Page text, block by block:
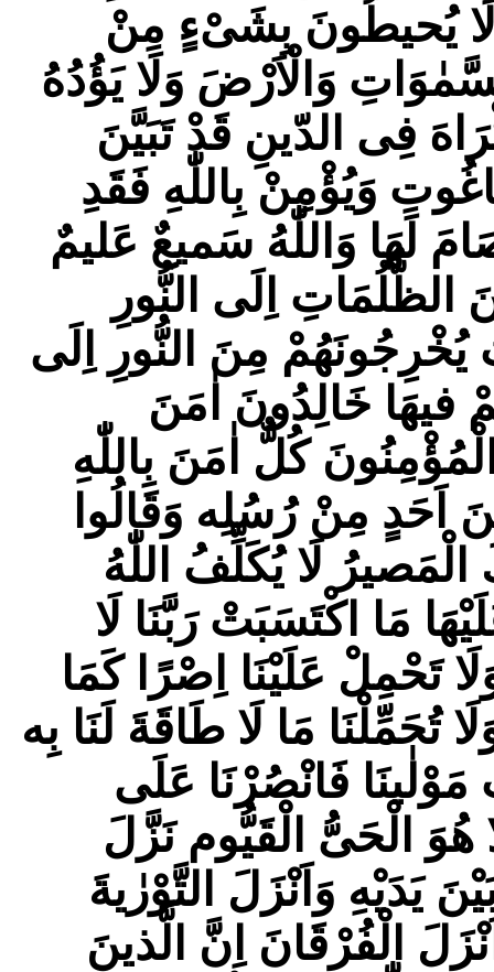
يُحيطُونَ بِشَیْءٍ مِنْ
وَالْاَرْضَ وَلَا يَؤُدُهُ
فِى الدّينِ قَدْ تَبَيَّنَ
وَيُؤْمِنْ بِاللّٰهِ فَقَدِ
لَهَا وَاللّٰهُ سَميعٌ عَليمٌ
الظُّلُمَاتِ اِلَى النُّورِ
يُخْرِجُونَهُمْ مِنَ النُّورِ اِلَى
فيهَا خَالِدُونَ اٰمَنَ
كُلٌّ اٰمَنَ بِاللّٰهِ
اَحَدٍ مِنْ رُسُلِه وَقَالُوا
الْمَصيرُ لَا يُكَلِّفُ اللّٰهُ
مَا اكْتَسَبَتْ رَبَّنَا لَا
تَحْمِلْ عَلَيْنَا اِصْرًا كَمَا
تُحَمِّلْنَا مَا لَا طَاقَةَ لَنَا بِه
فَانْصُرْنَا عَلَى
هُوَ الْحَیُّ الْقَيُّوم نَزَّلَ
يَدَيْهِ وَاَنْزَلَ التَّوْرٰیةَ
الْفُرْقَانَ اِنَّ الَّذينَ